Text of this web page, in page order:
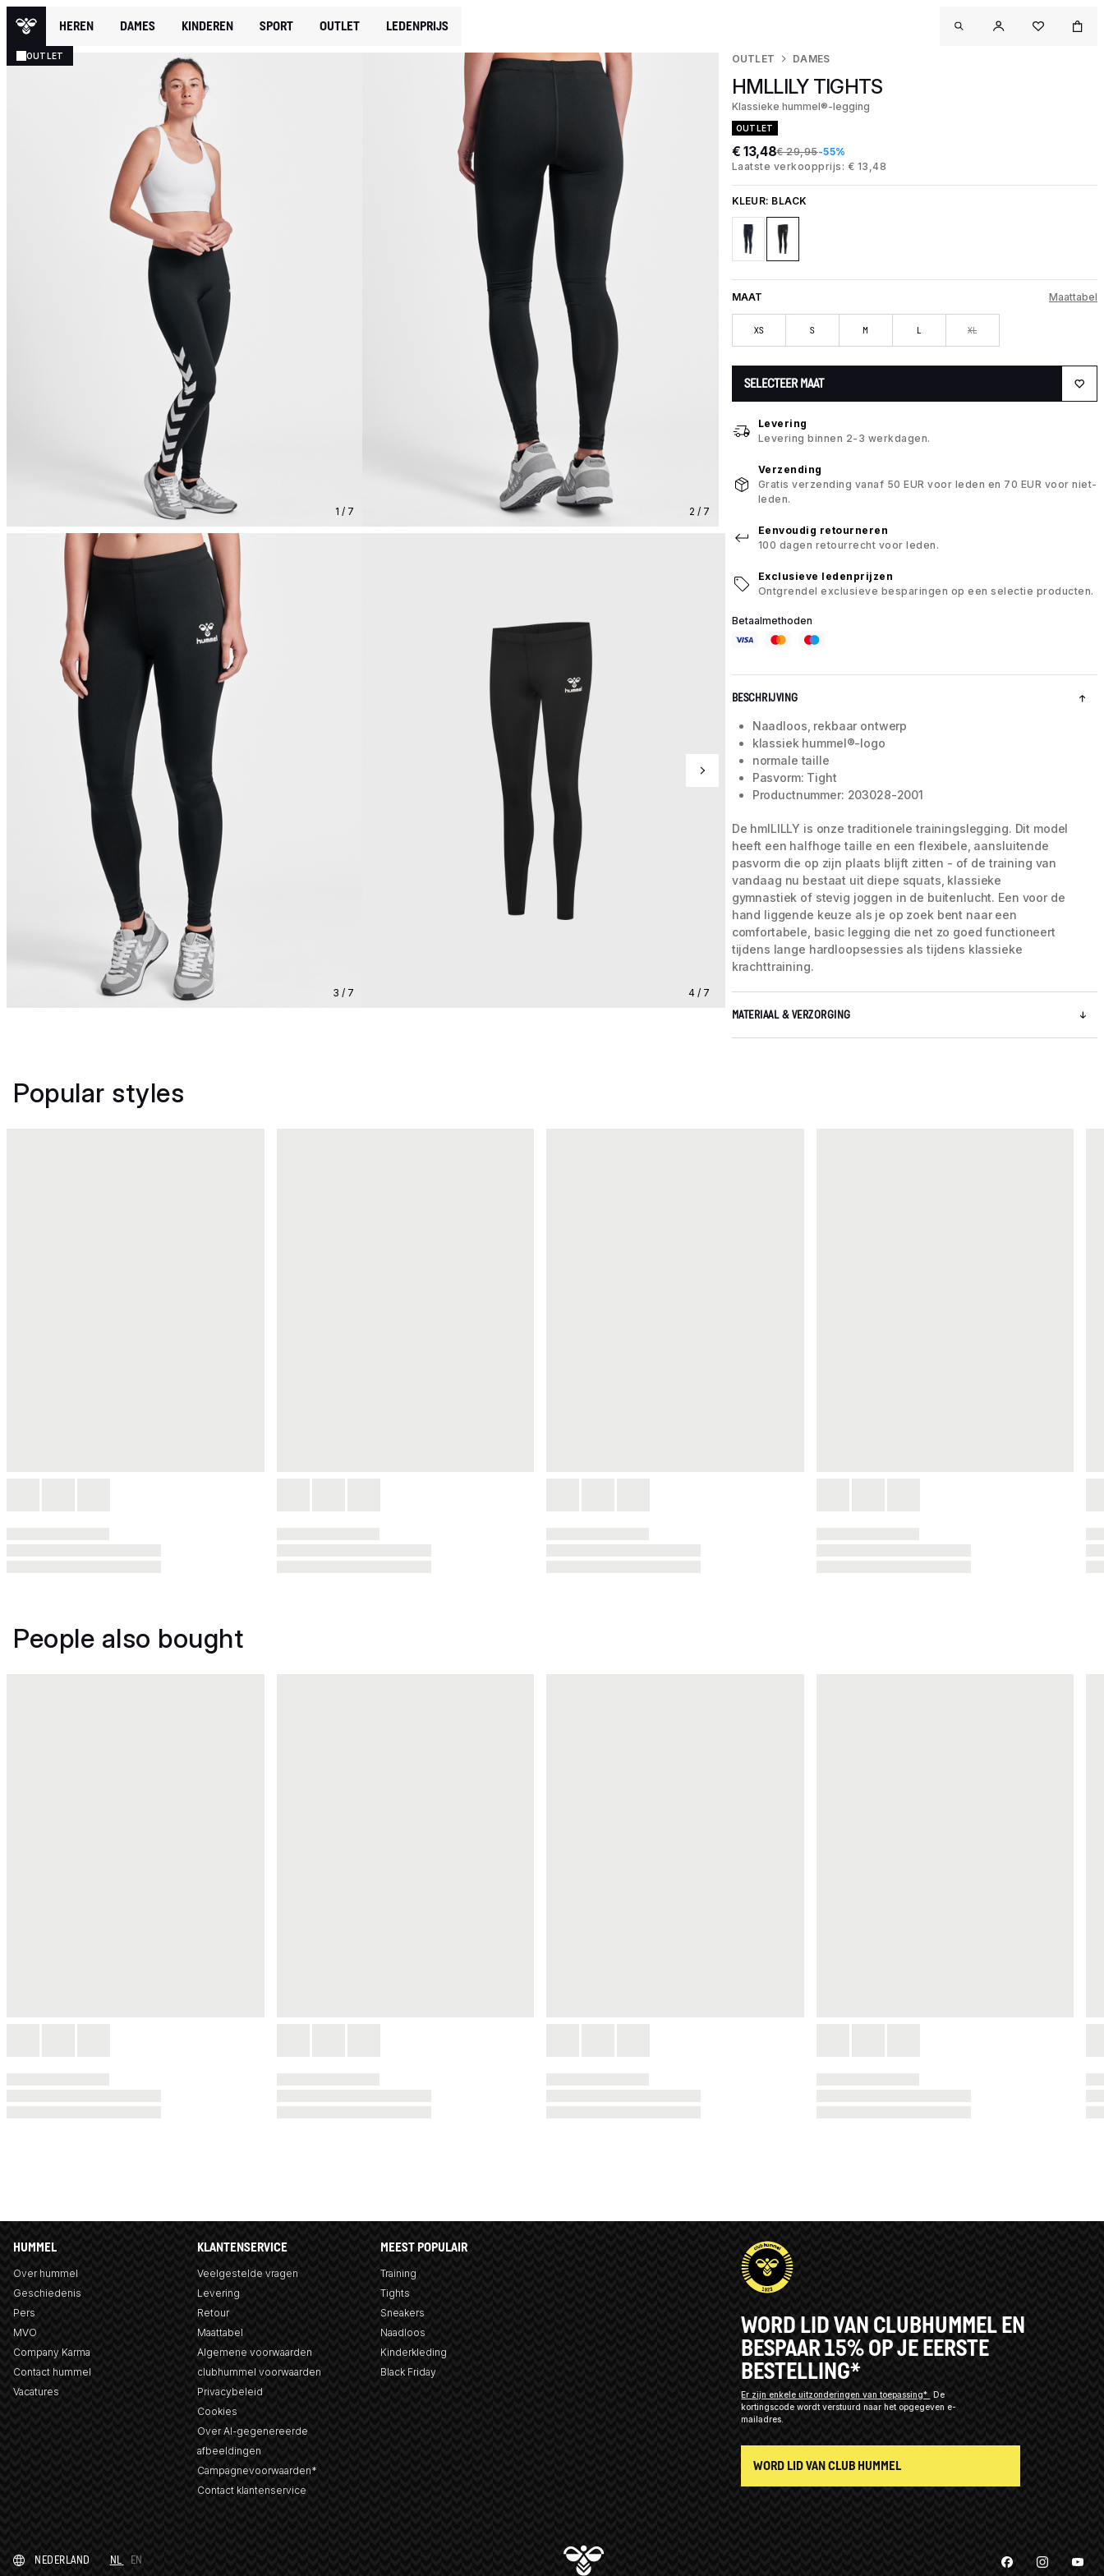
HEREN DAMES KINDEREN SPORT OUTLET LEDENPRIJS
OUTLET
1 / 7 2 / 7
3 / 7 4 / 7 5 / 7
OUTLET DAMES
HMLLILY TIGHTS
Klassieke hummel®-legging
OUTLET
€ 13,48€ 29,95-55%
Laatste verkoopprijs: € 13,48
KLEUR: BLACK
MAAT Maattabel
XS S M L XL
SELECTEER MAAT
Levering
Levering binnen 2-3 werkdagen.
Verzending
Gratis verzending vanaf 50 EUR voor leden en 70 EUR voor niet-
leden.
Eenvoudig retourneren
100 dagen retourrecht voor leden.
Exclusieve ledenprijzen
Ontgrendel exclusieve besparingen op een selectie producten.
Betaalmethoden
BESCHRIJVING
Naadloos, rekbaar ontwerp
klassiek hummel®-logo
normale taille
Pasvorm: Tight
Productnummer: 203028-2001
De hmlLILLY is onze traditionele trainingslegging. Dit model
heeft een halfhoge taille en een flexibele, aansluitende
pasvorm die op zijn plaats blijft zitten - of de training van
vandaag nu bestaat uit diepe squats, klassieke
gymnastiek of stevig joggen in de buitenlucht. Een voor de
hand liggende keuze als je op zoek bent naar een
comfortabele, basic legging die net zo goed functioneert
tijdens lange hardloopsessies als tijdens klassieke
krachttraining.
MATERIAAL & VERZORGING
Popular styles
People also bought
HUMMEL
Over hummel
Geschiedenis
Pers
MVO
Company Karma
Contact hummel
Vacatures
KLANTENSERVICE
Veelgestelde vragen
Levering
Retour
Maattabel
Algemene voorwaarden
clubhummel voorwaarden
Privacybeleid
Cookies
Over AI-gegenereerde
afbeeldingen
Campagnevoorwaarden*
Contact klantenservice
MEEST POPULAIR
Training
Tights
Sneakers
Naadloos
Kinderkleding
Black Friday
WORD LID VAN CLUBHUMMEL EN
BESPAAR 15% OP JE EERSTE
BESTELLING*
Er zijn enkele uitzonderingen van toepassing*
De
kortingscode wordt verstuurd naar het opgegeven e-
mailadres.
WORD LID VAN CLUB HUMMEL
NEDERLAND NL EN